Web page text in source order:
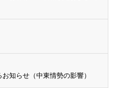
知らせ（中東情勢の影響）